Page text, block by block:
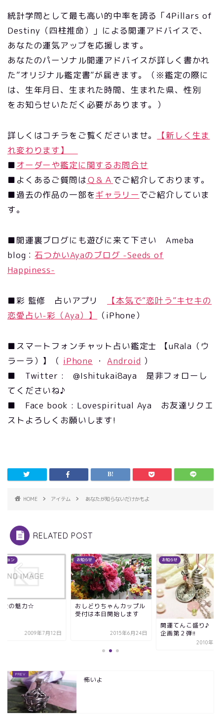
統計学問として最も高い的中率を誇る「4Pillars of
Destiny（四柱推命）」による開運アドバイスで、
あなたの運気アップを応援します。
あなたのパーソナル開運アドバイスが詳しく書かれ
た”オリジナル鑑定書”が届きます。（※鑑定の際に
は、生年月日、生まれた時間、生まれた県、性別
をお知らせいただく必要があります。）
詳しくはコチラをご覧くださいませ。
【新しく生ま
れ変わります】
■ オーダーや鑑定に関するお問合せ
■よくあるご質問はＱ＆Ａ でご紹介しております。
■過去の作品の一部をギャラリーでご紹介していま
す。
■開運裏ブログにも遊びに来て下さい Ameba
blog：石つかいAyaのブログ -Seeds of
Happiness-
■彩 監修 占いアプリ
【本気で“恋叶う”キセキの
恋愛占い-彩（Aya）】
（iPhone）
■スマートフォンチャット占い鑑定士 【uRala（ウ
ラーラ）】（ iPhone ・Android ）
■ Twitter : @Ishitukai8aya 是非フォローし
てくださいね♪
■ Face book : Lovespiritual Aya お友達リクエ
ストよろしくお願いします!
HOME アイテム あなたが知らないだけかもよ
RELATED POST
ション
全の魅力☆
2009年7月12日
お知らせ
おしどりちゃんカップル
受付は本日開始します
2015年6月24日
お知らせ
開運てんこ盛り♪
企画第２弾!!
2010年9
怖いよ